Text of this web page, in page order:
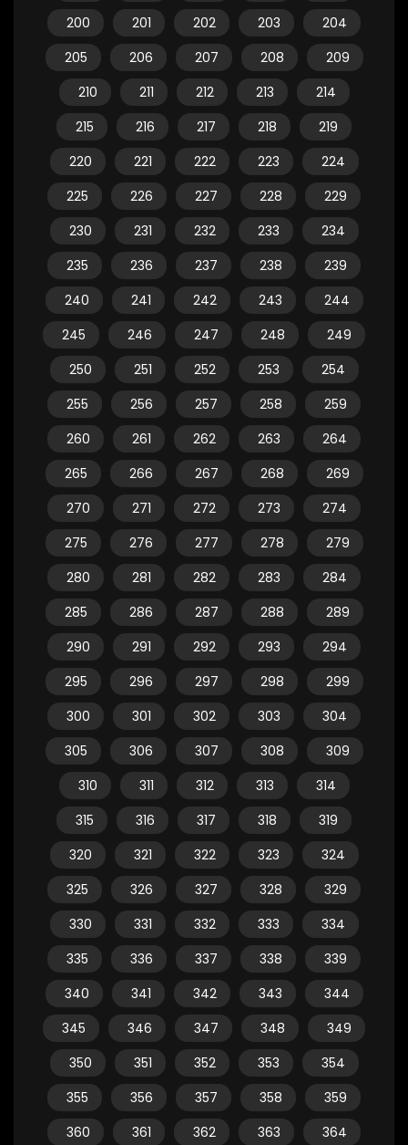
200
201 202 203
204
205
206 207 208
209
210
211 212 213
214
215
216 217 218
219
220
221 222 223
224
225
226 227 228
229
230
231 232 233
234
235
236 237 238
239
240
241 242 243
244
245
246 247 248
249
250
251 252 253
254
255
256 257 258
259
260
261 262 263
264
265
266 267 268
269
270
271 272 273
274
275
276 277 278
279
280
281 282 283
284
285
286 287 288
289
290
291 292 293
294
295
296 297 298
299
300
301 302 303
304
305
306 307 308
309
310
311 312 313
314
315
316 317 318
319
320
321 322 323
324
325
326 327 328
329
330
331 332 333
334
335
336 337 338
339
340
341 342 343
344
345
346 347 348
349
350
351 352 353
354
355
356 357 358
359
360
361 362 363 364